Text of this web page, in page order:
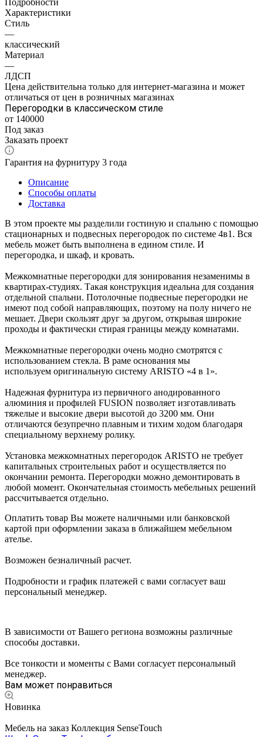
Характеристики
Стиль
—
классический
Материал
—
ЛДСП
Цена действительна только для интернет-магазина и может
отличаться от цен в розничных магазинах
Перегородки в классическом стиле
от 140000
Под заказ
Заказать проект
Гарантия на фурнитуру 3 года
Описание
Способы оплаты
Доставка
В этом проекте мы разделили гостиную и спальню с помощью
стационарных и подвесных перегородок по системе 4в1. Вся
мебель может быть выполнена в едином стиле. И
перегородка, и шкаф, и кровать.
Межкомнатные перегородки для зонирования незаменимы в
квартирах-студиях. Такая конструкция идеальна для создания
отдельной спальни. Потолочные подвесные перегородки не
имеют под собой направляющих, поэтому на полу ничего не
мешает. Двери скользят друг за другом, открывая широкие
проходы и фактически стирая границы между комнатами.
Межкомнатные перегородки очень модно смотрятся с
использованием стекла. В раме основания мы
используем оригинальную систему ARISTO «4 в 1».
Надежная фурнитура из первичного анодированного
алюминия и профилей FUSION позволяет изготавливать
тяжелые и высокие двери высотой до 3200 мм. Они
отличаются безупречно плавным и тихим ходом благодаря
специальному верхнему ролику.
Установка межкомнатных перегородок ARISTO не требует
капитальных строительных работ и осуществляется по
окончании ремонта. Перегородки можно демонтировать в
любой момент. Окончательная стоимость мебельных решений
рассчитывается отдельно.
Оплатить товар Вы можете наличными или банковской
картой при оформлении заказа в ближайшем мебельном
ателье.
Возможен безналичный расчет.
Подробности и график платежей с вами согласует ваш
персональный менеджер.
В зависимости от Вашего региона возможны различные
способы доставки.
Все тонкости и моменты с Вами согласует персональный
менеджер.
Вам может понравиться
Новинка
Мебель на заказ Коллекция SenseTouch